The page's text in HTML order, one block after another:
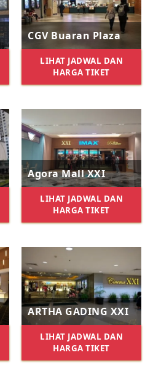
CGV Buaran Plaza
LIHAT JADWAL DAN
HARGA TIKET
Agora Mall XXI
LIHAT JADWAL DAN
HARGA TIKET
ARTHA GADING XXI
LIHAT JADWAL DAN
HARGA TIKET